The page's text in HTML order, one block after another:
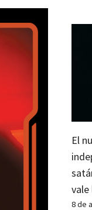
El
vale
8 de